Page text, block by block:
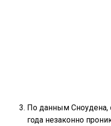
По данным
года незаконно